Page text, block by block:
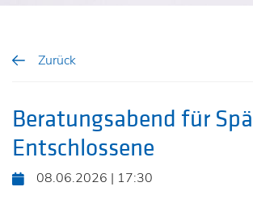
Zurück
Beratungsabend für
Entschlossene
08.06.2026 | 17:30